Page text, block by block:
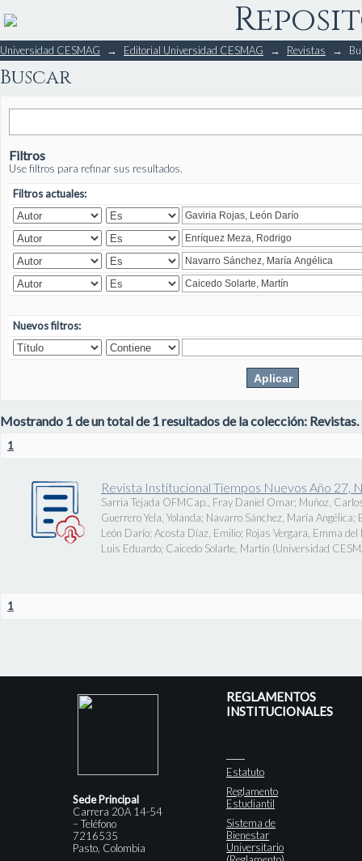
Buscar
Universidad CESMAG → Editorial Universidad CESMAG → Revistas →
Buscar
Filtros
Use filtros para refinar sus resultados.
Filtros actuales:
Nuevos filtros:
Mostrando 1 de un total de 1 resultados de la colección: Revistas.
1
Revista Institucional Tiempos Nuevos Año 27,
Sarria Tejada OFMCap., Fray Daniel Omar; Muñoz,
Guerrero Yela, Yolanda; Navarro Sánchez, María Angélica;
León Darío; Acosta Díaz, Emilio; Rojas Vergara, Emma del
Luis Eduardo; Caicedo Solarte, Martín (Universidad
1
Sede Principal
Carrera 20A 14-54
– Teléfono
7216535
Pasto, Colombia
REGLAMENTOS
INSTITUCIONALES
Estatuto
Reglamento
Estudiantil
Sistema de
Bienestar
Universitario